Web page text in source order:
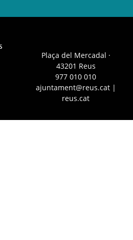
Plaça del Mercadal ·
43201 Reus
977 010 010
ajuntament@reus.cat|
reus.cat